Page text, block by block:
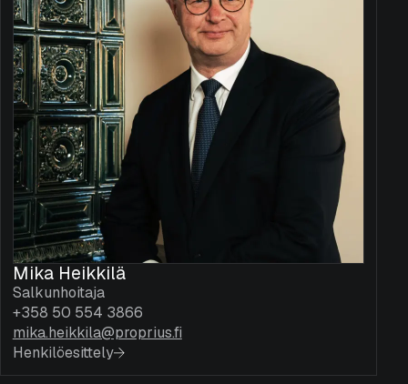
Mika Heikkilä
Salkunhoitaja
+358 50 554 3866
mika.heikkila@proprius.fi
Henkilöesittely